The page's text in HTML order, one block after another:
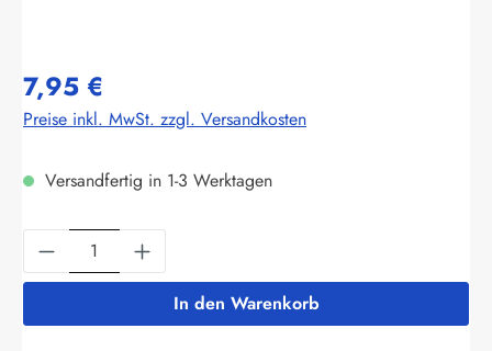
7,95 €
Preise inkl. MwSt. zzgl. Versandkosten
Versandfertig in 1-3 Werktagen
Produkt Anzahl: Gib den gewünschten
In den Warenkorb